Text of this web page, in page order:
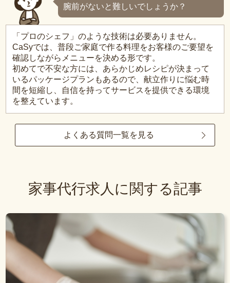
腕前がないと難しいでしょうか？
「プロのシェフ」のような技術は必要ありません。
CaSyでは、普段ご家庭で作る料理をお客様のご要望を
確認しながらメニューを決める形です。
初めてで不安な方には、あらかじめレシピが決まって
いるパッケージプランもあるので、献立作りに悩む時
間を短縮し、自信を持ってサービスを提供できる環境
を整えています。
よくある質問一覧を見る
家事代行求人に関する記事